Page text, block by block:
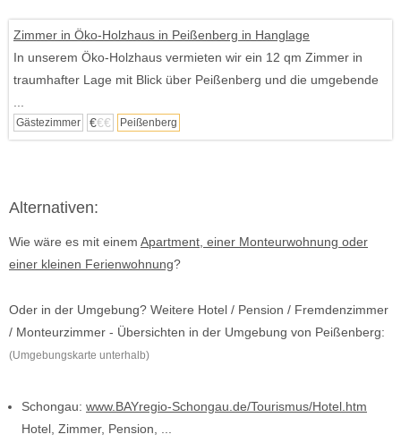
Zimmer in Öko-Holzhaus in Peißenberg in Hanglage
In unserem Öko-Holzhaus vermieten wir ein 12 qm Zimmer in
traumhafter Lage mit Blick über Peißenberg und die umgebende
...
Gästezimmer €€€ Peißenberg
Alternativen:
Wie wäre es mit einem Apartment, einer Monteurwohnung oder
einer kleinen Ferienwohnung?
Oder in der Umgebung? Weitere Hotel / Pension / Fremdenzimmer
/ Monteurzimmer - Übersichten in der Umgebung von Peißenberg:
(Umgebungskarte unterhalb)
Schongau: www.BAYregio-Schongau.de/Tourismus/Hotel.htm
Hotel, Zimmer, Pension, ...